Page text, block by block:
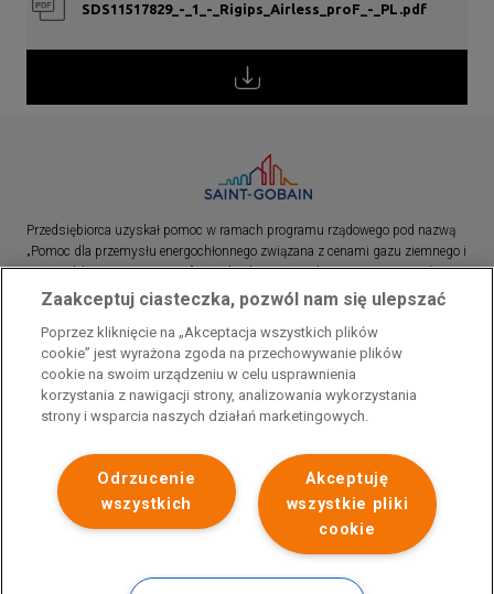
SDS11517829_-_1_-_Rigips_Airless_proF_-_PL.pdf
Przedsiębiorca uzyskał pomoc w ramach programu rządowego pod nazwą
„Pomoc dla przemysłu energochłonnego związana z cenami gazu ziemnego i
energii elektrycznej w 2023 r.”. Przedsiębiorca uzyskał pomoc w ramach
programu rządowego pod nazwą: „Pomoc dla sektorów energochłonnych
związana z nagłymi wzrostami cen gazu ziemnego i energii elektrycznej w
2022 r.”
Zaakceptuj ciasteczka, pozwól nam się ulepszać
Poprzez kliknięcie na „Akceptacja wszystkich plików
cookie” jest wyrażona zgoda na przechowywanie plików
cookie na swoim urządzeniu w celu usprawnienia
korzystania z nawigacji strony, analizowania wykorzystania
strony i wsparcia naszych działań marketingowych.
Akceptuję
wszystkie pliki
cookie
Odrzucenie
wszystkich